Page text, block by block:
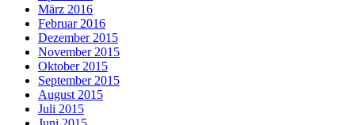
März 2016
Februar 2016
Dezember 2015
November 2015
Oktober 2015
September 2015
August 2015
Juli 2015